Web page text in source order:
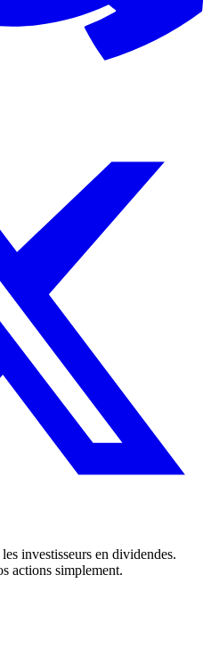
investisseurs en dividendes.
actions simplement.